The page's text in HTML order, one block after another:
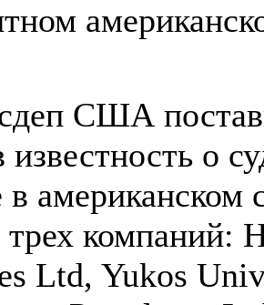
США
о
в американском
трех компаний:
Ltd, Yukos